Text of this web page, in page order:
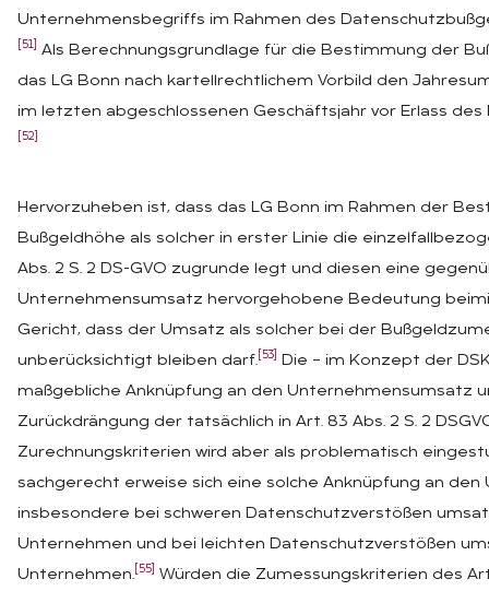
Unternehmensbegriffs im Rahmen des
[51]
Als Berechnungsgrundlage für die Bestimmung der
das LG Bonn nach kartellrechtlichem Vorbild den
im letzten abgeschlossenen Geschäftsjahr vor Erlass des
[52]
Hervorzuheben ist, dass das LG Bonn im Rahmen der
Bußgeldhöhe als solcher in erster Linie die
Abs. 2 S. 2 DS-GVO zugrunde legt und diesen eine
Unternehmensumsatz hervorgehobene Bedeutung
Gericht, dass der Umsatz als solcher bei der
unberücksichtigt bleiben darf. [53]
Die – im Konzept der
maßgebliche Anknüpfung an den Unternehmensumsatz
Zurückdrängung der tatsächlich in Art. 83 Abs. 2 S. 2
Zurechnungskriterien wird aber als problematisch
sachgerecht erweise sich eine solche Anknüpfung an
insbesondere bei schweren Datenschutzverstößen
Unternehmen und bei leichten Datenschutzverstößen
Unternehmen. [55]
Würden die Zumessungskriterien des